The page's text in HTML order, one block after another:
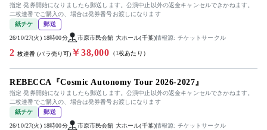
指定 発券開始になりましたら郵送します。公演中止以外の返金キャンセルできかねます。
二枚連番でご購入の、場合は発券番号お渡しになります
紙チケ
郵送
26/10/27(火) 18時00分 市原市民会館 大ホール(千葉)情報源: チケットサークル
2 枚連番 (バラ売り可) ￥38,000 （1枚あたり）
REBECCA『Cosmic Autonomy Tour 2026-2027』
指定 発券開始になりましたら郵送します。公演中止以外の返金キャンセルできかねます。
二枚連番でご購入の、場合は発券番号お渡しになります
紙チケ
郵送
26/10/27(火) 18時00分 市原市民会館 大ホール(千葉)情報源: チケットサークル